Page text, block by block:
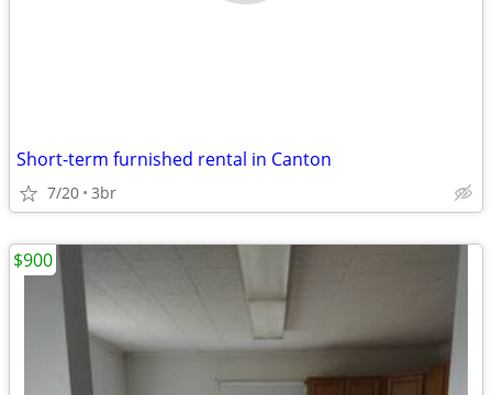
Short-term furnished rental in Canton
7/20 3br
$900